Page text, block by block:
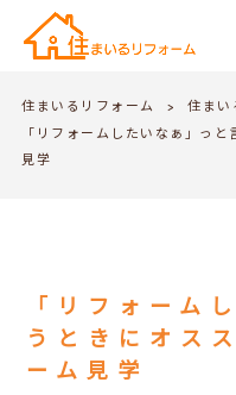
住まいるリフォーム > 住まい
「リフォームしたいなぁ」っ
見学
「リフォーム
うときにオス
ーム見学